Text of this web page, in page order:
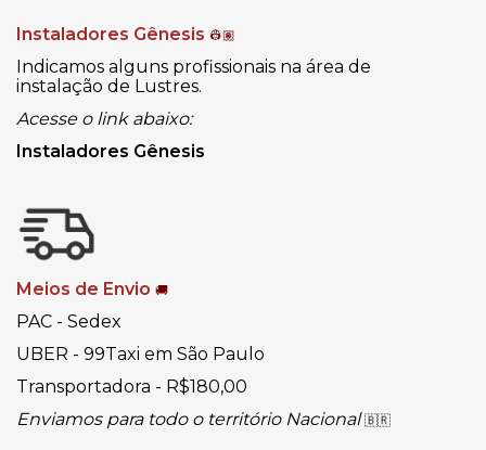
Instaladores Gênesis 👷🏽
Indicamos alguns profissionais na área de
instalação de Lustres.
Acesse o link abaixo:
Instaladores Gênesis
Meios de Envio 🚚
PAC - Sedex
UBER - 99Taxi em São Paulo
Transportadora - R$180,00
Enviamos para todo o território Nacional🇧🇷